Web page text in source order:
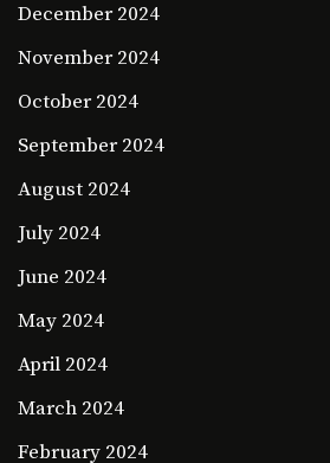
December 2024
November 2024
October 2024
September 2024
August 2024
July 2024
June 2024
May 2024
April 2024
March 2024
February 2024